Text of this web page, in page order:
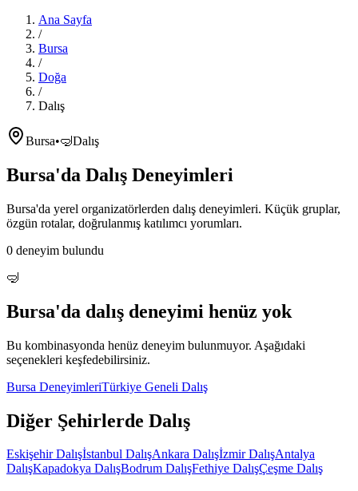
Ana Sayfa
/
Bursa
/
Doğa
/
Dalış
Bursa•🤿Dalış
Bursa'da Dalış Deneyimleri
Bursa'da yerel organizatörlerden dalış deneyimleri. Küçük gruplar,
özgün rotalar, doğrulanmış katılımcı yorumları.
0 deneyim bulundu
🤿
Bursa'da dalış deneyimi henüz yok
Bu kombinasyonda henüz deneyim bulunmuyor. Aşağıdaki
seçenekleri keşfedebilirsiniz.
Bursa DeneyimleriTürkiye Geneli Dalış
Diğer Şehirlerde Dalış
Eskişehir Dalışİstanbul DalışAnkara Dalışİzmir DalışAntalya
DalışKapadokya DalışBodrum DalışFethiye DalışÇeşme Dalış